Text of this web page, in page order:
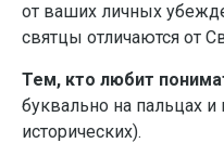
от ваших личных
святцы отличаются от
Тем, кто любит
буквально на пальцах
исторических).